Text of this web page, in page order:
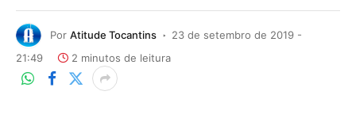
Por Atitude Tocantins
23 de setembro de 2019 -
21:49
2 minutos de leitura